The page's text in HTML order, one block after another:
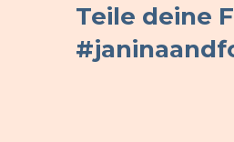
Teile deine